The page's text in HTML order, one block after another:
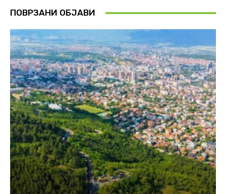
ПОВРЗАНИ ОБЈАВИ